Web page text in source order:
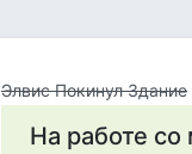
Элвис Покинул Здание
На работе